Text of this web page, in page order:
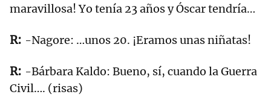
maravillosa! Yo tenía 23 años y Óscar tendría…
-Nagore: …unos 20. ¡Eramos unas niñatas!
-Bárbara Kaldo: Bueno, sí, cuando la Guerra
Civil…. (risas)